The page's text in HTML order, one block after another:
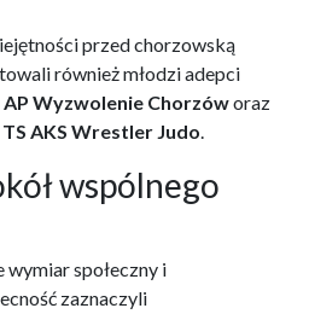
przed chorzowską
również młodzi adepci
AP Wyzwolenie Chorzóworaz
TS AKS Wrestler Judo.
wspólnego
wymiar społeczny i
zaznaczyli